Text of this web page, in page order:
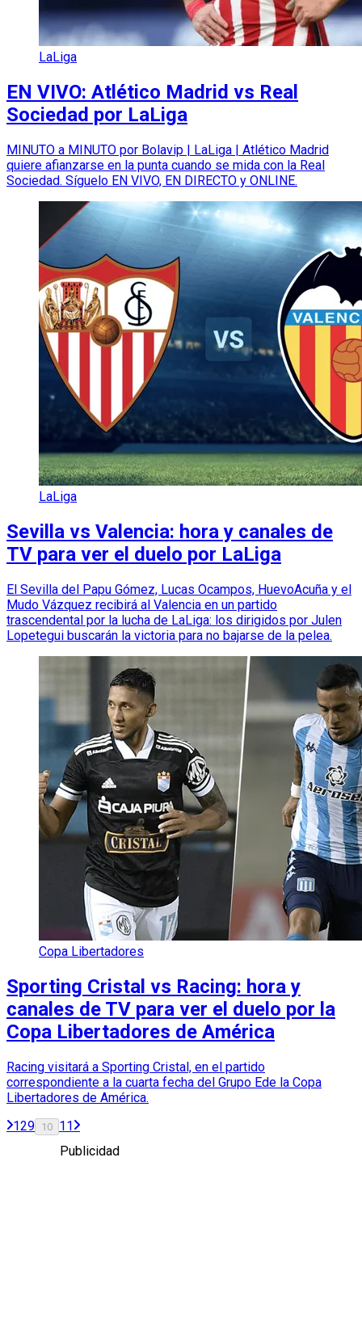
LaLiga
EN VIVO: Atlético Madrid vs Real
Sociedad por LaLiga
MINUTO a MINUTO por Bolavip | LaLiga | Atlético Madrid
quiere afianzarse en la punta cuando se mida con la Real
Sociedad. Síguelo EN VIVO, EN DIRECTO y ONLINE.
LaLiga
Sevilla vs Valencia: hora y canales de
TV para ver el duelo por LaLiga
El Sevilla del Papu Gómez, Lucas Ocampos, HuevoAcuña y el
Mudo Vázquez recibirá al Valencia en un partido
trascendental por la lucha de LaLiga: los dirigidos por Julen
Lopetegui buscarán la victoria para no bajarse de la pelea.
Copa Libertadores
Sporting Cristal vs Racing: hora y
canales de TV para ver el duelo por la
Copa Libertadores de América
Racing visitará a Sporting Cristal, en el partido
correspondiente a la cuarta fecha del Grupo Ede la Copa
Libertadores de América.
129 10 11
Publicidad